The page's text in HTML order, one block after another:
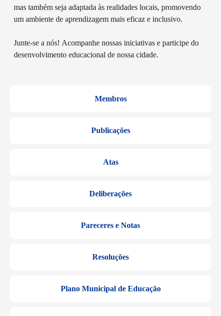
Membros
Publicações
Atas
Deliberações
Pareceres e Notas
Resoluções
Plano Municipal de Educação
mas também seja adaptada às realidades locais, promovendo
um ambiente de aprendizagem mais eficaz e inclusivo.
Junte-se a nós! Acompanhe nossas iniciativas e participe do
desenvolvimento educacional de nossa cidade.